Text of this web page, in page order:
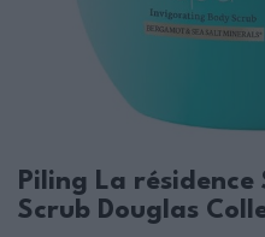
Piling La
Scrub Douglas